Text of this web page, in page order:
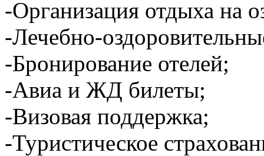
-Организация отдыха на
-Лечебно-
-Бронирование отелей;
-Авиа и ЖД билеты;
-Визовая поддержка;
-Туристическое